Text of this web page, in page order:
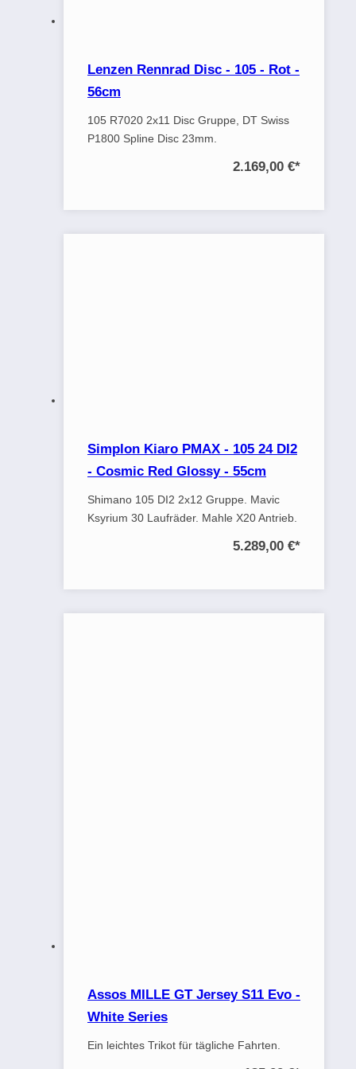
Lenzen Rennrad Disc - 105 - Rot -
56cm
105 R7020 2x11 Disc Gruppe, DT Swiss
P1800 Spline Disc 23mm.
2.169,00 €*
Simplon Kiaro PMAX - 105 24 DI2
- Cosmic Red Glossy - 55cm
Shimano 105 DI2 2x12 Gruppe. Mavic
Ksyrium 30 Laufräder. Mahle X20 Antrieb.
5.289,00 €*
Assos MILLE GT Jersey S11 Evo -
White Series
Ein leichtes Trikot für tägliche Fahrten.